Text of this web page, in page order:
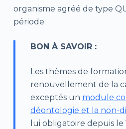
organisme agréé de type
période.
BON À SAVOIR :
Les thèmes de
renouvellement de la
exceptés un module
déontologie et la non-
lui obligatoire depuis le